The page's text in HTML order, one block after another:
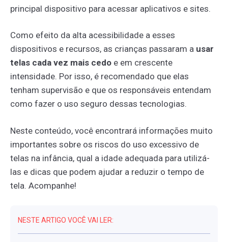
principal dispositivo para acessar aplicativos e sites.
Como efeito da alta acessibilidade a esses
dispositivos e recursos, as crianças passaram a usar
telas cada vez mais cedo e em crescente
intensidade. Por isso, é recomendado que elas
tenham supervisão e que os responsáveis entendam
como fazer o uso seguro dessas tecnologias.
Neste conteúdo, você encontrará informações muito
importantes sobre os riscos do uso excessivo de
telas na infância, qual a idade adequada para utilizá-
las e dicas que podem ajudar a reduzir o tempo de
tela. Acompanhe!
NESTE ARTIGO VOCÊ VAI LER: